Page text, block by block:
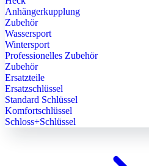
Anhängerkupplung
Zubehör
Wassersport
Wintersport
Professionelles Zubehör
Zubehör
Ersatzteile
Ersatzschlüssel
Standard Schlüssel
Komfortschlüssel
Schloss+Schlüssel